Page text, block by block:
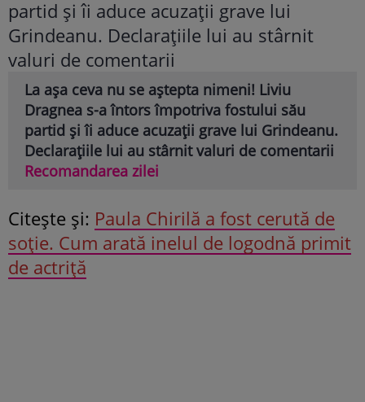
La așa ceva nu se aștepta nimeni! Liviu
Dragnea s-a întors împotriva fostului său
partid și îi aduce acuzații grave lui Grindeanu.
Declarațiile lui au stârnit valuri de comentarii
Recomandarea zilei
Citeşte şi: Paula Chirilă a fost cerută de
soție. Cum arată inelul de logodnă primit
de actriță